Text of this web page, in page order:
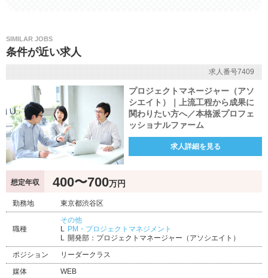
SIMILAR JOBS
条件が近い求人
求人番号7409
プロジェクトマネージャー（アソ
シエイト）｜上流工程から成果に
関わりたい方へ／本格派プロフェ
ッショナルファーム
求人詳細を見る
想定年収 400〜700万円
勤務地 東京都渋谷区
職種
その他
PM・プロジェクトマネジメント
開発部：プロジェクトマネージャー（アソシエイト）
ポジション
リーダークラス
媒体
WEB